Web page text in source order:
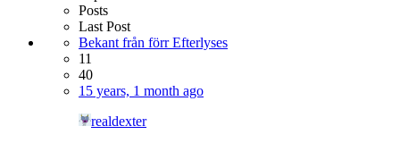
Posts
Last Post
Bekant från förr Efterlyses
11
40
15 years, 1 month ago
realdexter